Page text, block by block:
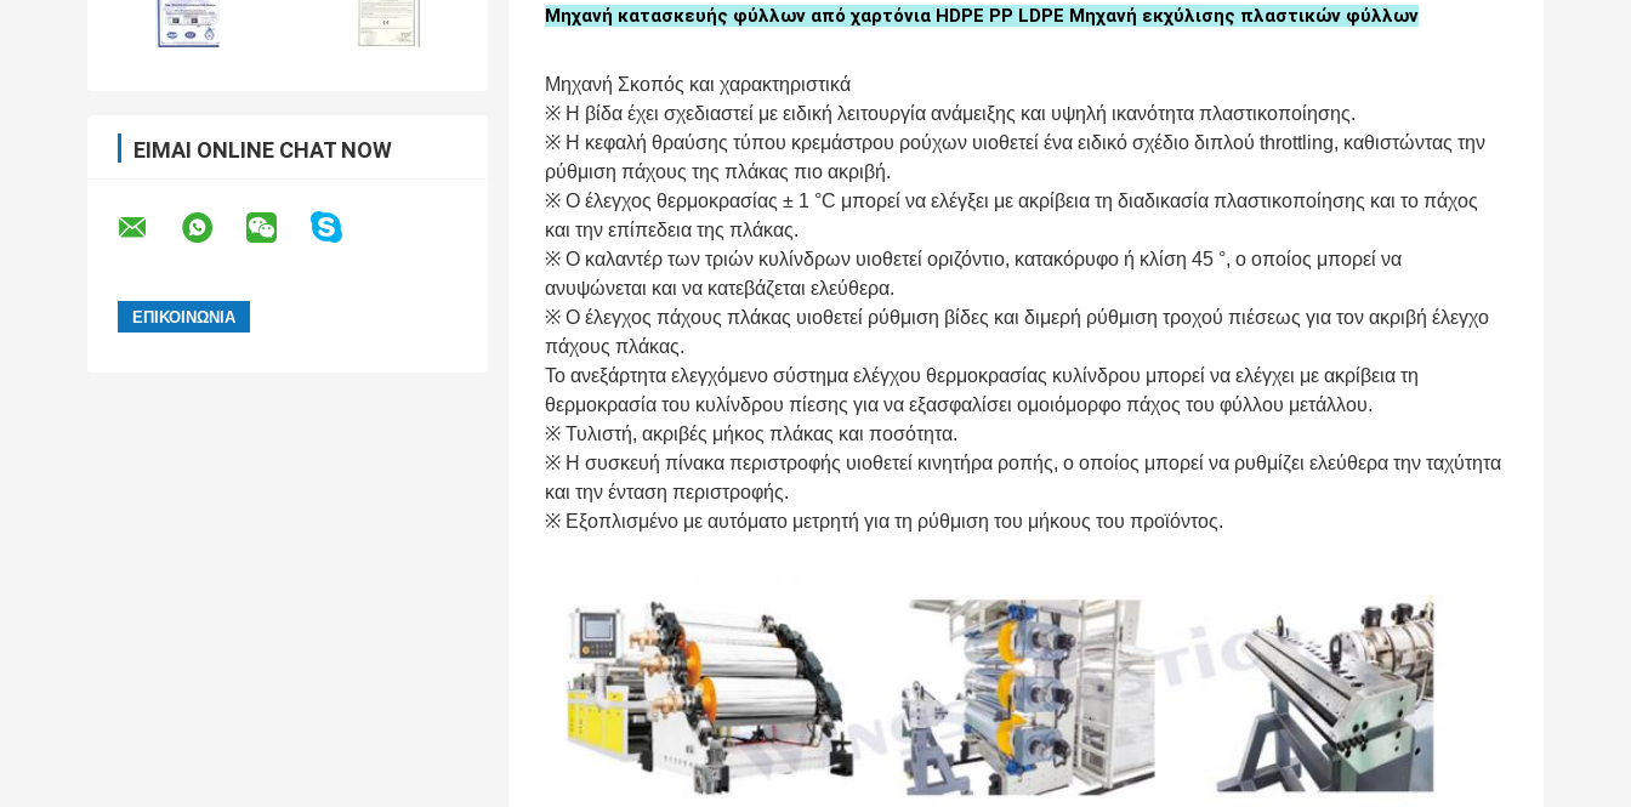
ΕΊΜΑΙ ONLINE CHAT NOW
Μηχανή κατασκευής φύλλων από χαρτόνια HDPE PP LDPE Μηχανή εκχύλισης πλαστικών φύλλων
Μηχανή Σκοπός και χαρακτηριστικά
※ Η βίδα έχει σχεδιαστεί με ειδική λειτουργία ανάμειξης και υψηλή ικανότητα πλαστικοποίησης.
※ Η κεφαλή θραύσης τύπου κρεμάστρου ρούχων υιοθετεί ένα ειδικό σχέδιο διπλού throttling, καθιστώντας την
ρύθμιση πάχους της πλάκας πιο ακριβή.
※ Ο έλεγχος θερμοκρασίας ± 1 °C μπορεί να ελέγξει με ακρίβεια τη διαδικασία πλαστικοποίησης και το πάχος
και την επίπεδεια της πλάκας.
※ Ο καλαντέρ των τριών κυλίνδρων υιοθετεί οριζόντιο, κατακόρυφο ή κλίση 45 °, ο οποίος μπορεί να
ανυψώνεται και να κατεβάζεται ελεύθερα.
※ Ο έλεγχος πάχους πλάκας υιοθετεί ρύθμιση βίδες και διμερή ρύθμιση τροχού πιέσεως για τον ακριβή έλεγχο
πάχους πλάκας.
Το ανεξάρτητα ελεγχόμενο σύστημα ελέγχου θερμοκρασίας κυλίνδρου μπορεί να ελέγχει με ακρίβεια τη
θερμοκρασία του κυλίνδρου πίεσης για να εξασφαλίσει ομοιόμορφο πάχος του φύλλου μετάλλου.
※ Τυλιστή, ακριβές μήκος πλάκας και ποσότητα.
※ Η συσκευή πίνακα περιστροφής υιοθετεί κινητήρα ροπής, ο οποίος μπορεί να ρυθμίζει ελεύθερα την ταχύτητα
και την ένταση περιστροφής.
※ Εξοπλισμένο με αυτόματο μετρητή για τη ρύθμιση του μήκους του προϊόντος.